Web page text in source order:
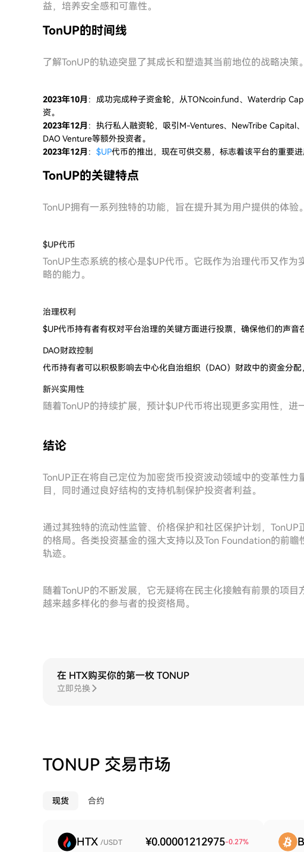
益，培养安全感和可靠性。
TonUP的时间线
了解TonUP的轨迹突显了其成长和塑造其当前地位的战略决策
2023年10月 ：成功完成种子资金轮，从TONcoin.fund、Waterdrip
资。
2023年12月 ：执行私人融资轮，吸引M-Ventures、NewTribe Capital
DAO Venture等额外投资者。
2023年12月 ： $UP代币的推出，现在可供交易，标志着该平台的重要进
TonUP的关键特点
TonUP拥有一系列独特的功能，旨在提升其为用户提供的体验。
$UP代币
TonUP生态系统的核心是$UP代币。它既作为治理代币又作
略的能力。
治理权利
$UP代币持有者有权对平台治理的关键方面进行投票，确保他们的声音
DAO财政控制
代币持有者可以积极影响去中心化自治组织（DAO）财政中的资金分配
新兴实用性
随着TonUP的持续扩展，预计$UP代币将出现更多实用性，进
结论
TonUP正在将自己定位为加密货币投资波动领域中的变革性
目，同时通过良好结构的支持机制保护投资者利益。
通过其独特的流动性监管、价格保护和社区保护计划，
的格局。各类投资基金的强大支持以及Ton Foundation的前
轨迹。
随着TonUP的不断发展，它无疑将在民主化接触有前景的项
越来越多样化的参与者的投资格局。
在 HTX购买你的第一枚 TONUP
立即兑换
TONUP 交易市场
现货 合约
HTX /USDT ¥0.00001212975-0.27%